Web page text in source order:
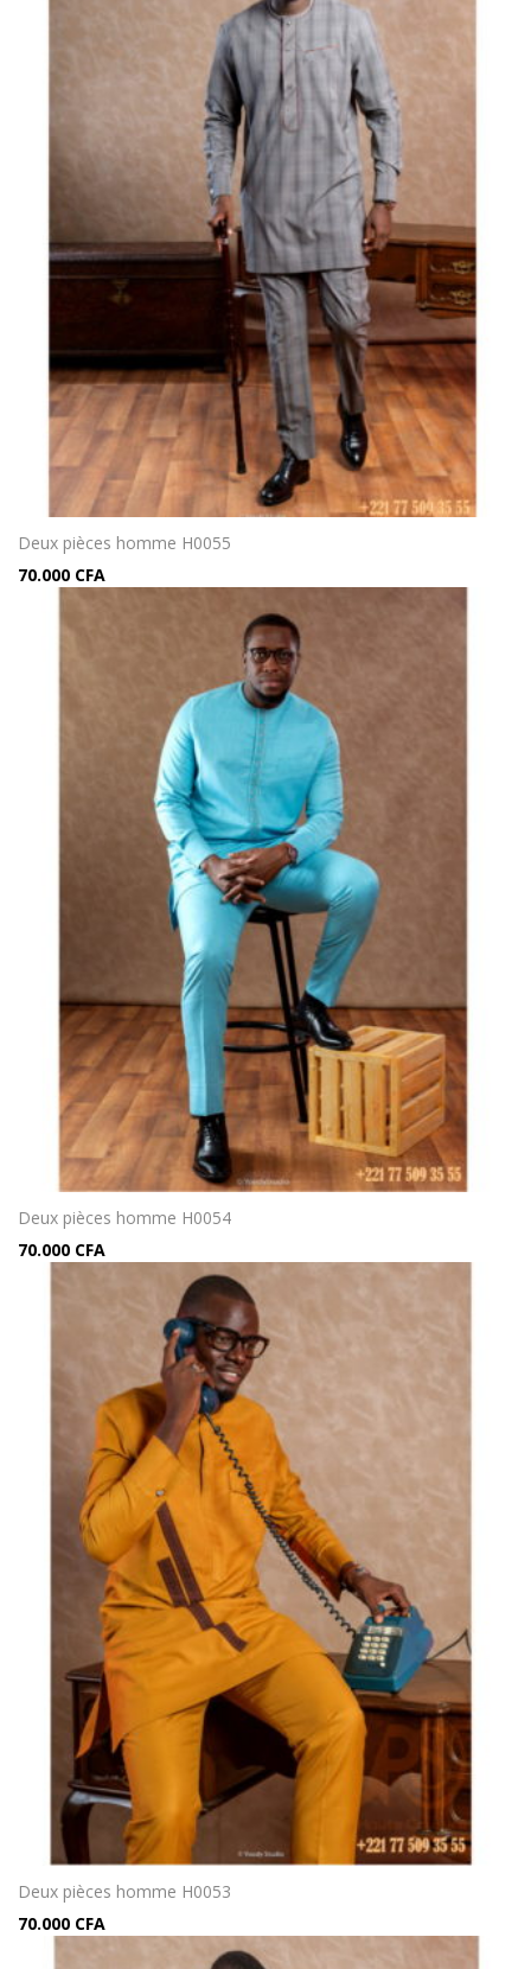
Deux pièces homme H0055
70.000 CFA
Deux pièces homme H0054
70.000 CFA
Deux pièces homme H0053
70.000 CFA